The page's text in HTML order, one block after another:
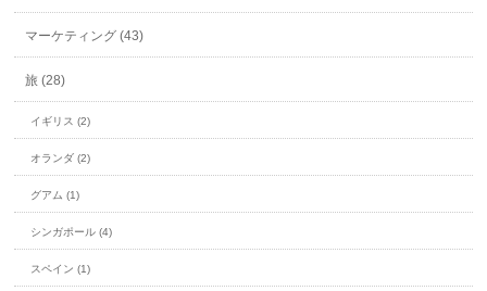
マーケティング (43)
旅 (28)
イギリス (2)
オランダ (2)
グアム (1)
シンガポール (4)
スペイン (1)